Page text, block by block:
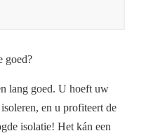
goed?
lang goed. U hoeft uw
en u profiteert de
isolatie! Het kán een